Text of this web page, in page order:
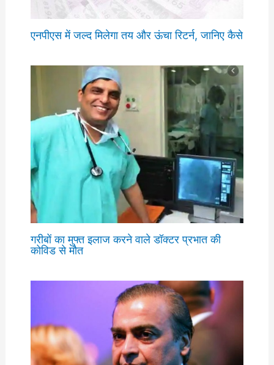
एनपीएस में जल्द मिलेगा तय और ऊंचा रिटर्न, जानिए कैसे
गरीबों का मुफ्त इलाज करने वाले डॉक्टर प्रभात की
कोविड से मौत